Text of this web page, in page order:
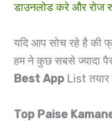
डाउनलोड करे और
यदि आप सोच रहे है की
हम ने कुछ सबसे ज्यादा
Best App List तयार
Top Paise